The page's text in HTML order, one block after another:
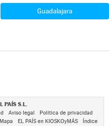
Guadalajara
PAÍS S.L.
Aviso legal
Política de privacidad
Mapa EL PAÍS en KIOSKOyMÁS
Índice